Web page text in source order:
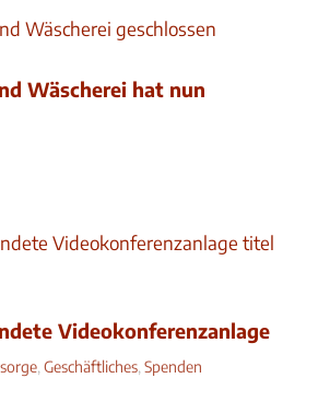
Wäscherei hat nun
Videokonferenzanlage
,Geschäftliches,Spenden